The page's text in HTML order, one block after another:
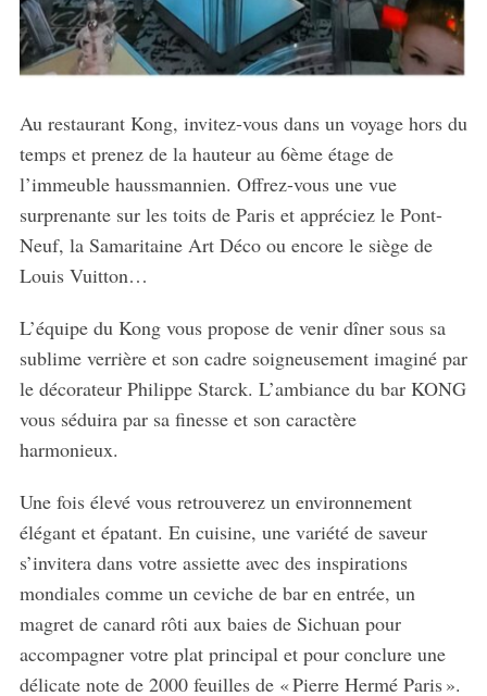
Au restaurant Kong, invitez-vous dans un voyage hors du
temps et prenez de la hauteur au 6èmeétage de
l’immeuble haussmannien. Offrez-vous une vue
surprenante sur les toits de Paris et appréciez le Pont-
Neuf, la Samaritaine Art Déco ou encore le siège de
Louis Vuitton…
L’équipe du Kong vous propose de venir dîner sous sa
sublime verrière et son cadre soigneusement imaginé par
le décorateur Philippe Starck. L’ambiance du bar KONG
vous séduira par sa finesse et son caractère
harmonieux.
Une fois élevé vous retrouverez un environnement
élégant et épatant. En cuisine, une variété de saveur
s’invitera dans votre assiette avec des inspirations
mondiales comme un ceviche de bar en entrée, un
magret de canard rôti aux baies de Sichuan pour
accompagner votre plat principal et pour conclure une
délicate note de 2000 feuilles de « Pierre Hermé Paris ».